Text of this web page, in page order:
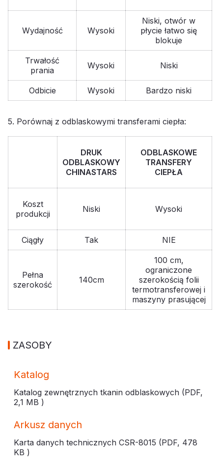
Wydajność Wysoki
Niski, otwór w
płycie łatwo się
blokuje
Trwałość
prania
Wysoki Niski
Odbicie Wysoki Bardzo niski
5. Porównaj z odblaskowymi transferami ciepła:
DRUK
ODBLASKOWY
CHINASTARS
ODBLASKOWE
TRANSFERY
CIEPŁA
Koszt
produkcji
Niski Wysoki
Ciągły Tak NIE
Pełna
szerokość
140cm
100 cm,
ograniczone
szerokością folii
termotransferowej i
maszyny prasującej
ZASOBY
Katalog
Katalog zewnętrznych tkanin odblaskowych (PDF,
2,1 MB )
Arkusz danych
Karta danych technicznych CSR-8015 (PDF, 478
KB )